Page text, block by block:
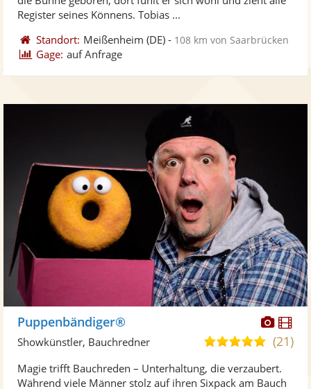
Register seines Könnens. Tobias ...
Standort: Meißenheim (DE) - 108 km von Saarbrücken
Gage: auf Anfrage
Fotos
Puppenbändiger®
4,9
5
(21)
Showkünstler, Bauchredner
Magie trifft Bauchreden – Unterhaltung, die verzaubert.
Während viele Männer stolz auf ihren Sixpack am Bauch